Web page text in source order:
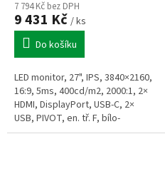
7 794 Kč bez DPH
9 431 Kč / ks
Do košíku
LED monitor, 27", IPS, 3840×2160,
16:9, 5ms, 400cd/m2, 2000:1, 2×
HDMI, DisplayPort, USB-C, 2×
USB, PIVOT, en. tř. F, bílo-
stříbrný